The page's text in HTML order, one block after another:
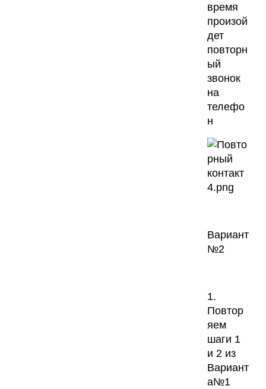
время
произой
дет
повторн
ый
звонок
на
телефо
н
Вариант
№2
1.
Повтор
яем
шаги 1
и 2 из
Вариант
а№1